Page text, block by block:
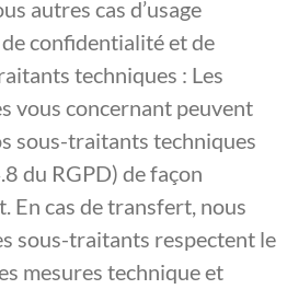
autres cas d’usage
confidentialité et de
techniques : Les
vous concernant peuvent
sous-traitants techniques
du RGPD) de façon
En cas de transfert, nous
sous-traitants respectent le
mesures technique et